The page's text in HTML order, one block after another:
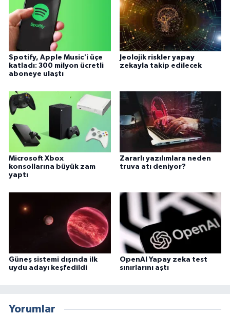
Spotify, Apple Music'i üçe
katladı: 300 milyon ücretli
aboneye ulaştı
Jeolojik riskler yapay
zekayla takip edilecek
Microsoft Xbox
konsollarına büyük zam
yaptı
Zararlı yazılımlara neden
truva atı deniyor?
Güneş sistemi dışında ilk
uydu adayı keşfedildi
OpenAI Yapay zeka test
sınırlarını aştı
Yorumlar